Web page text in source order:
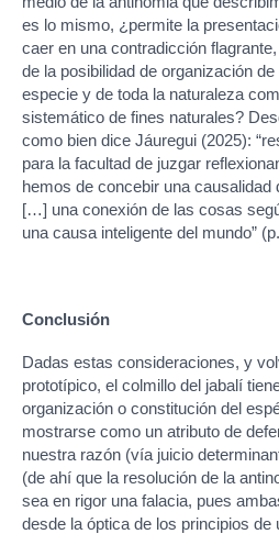
es lo mismo, ¿permite la
caer en una contradicción
de la posibilidad de organización
especie y de toda la naturaleza
sistemático de fines naturales?
como bien dice Jáuregui (2025):
para la facultad de juzgar
hemos de concebir una causalidad
[…] una conexión de las cosas
una causa inteligente del mundo”
Conclusión
Dadas estas consideraciones, y
prototípico, el colmillo del jabalí
organización o constitución del
mostrarse como un atributo de
nuestra razón (vía juicio
(de ahí que la resolución de la
sea en rigor una falacia, pues
desde la óptica de los principios de